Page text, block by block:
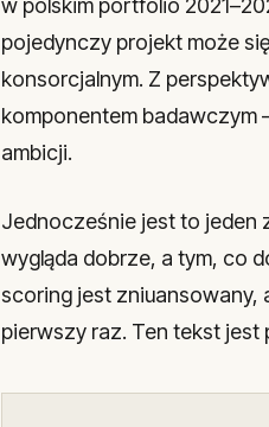
w polskim portfolio
pojedynczy projekt może
konsorcjalnym. Z
komponentem badawczym
ambicji.
Jednocześnie jest to jeden
wygląda dobrze, a tym, co
scoring jest zniuansowany,
pierwszy raz. Ten tekst